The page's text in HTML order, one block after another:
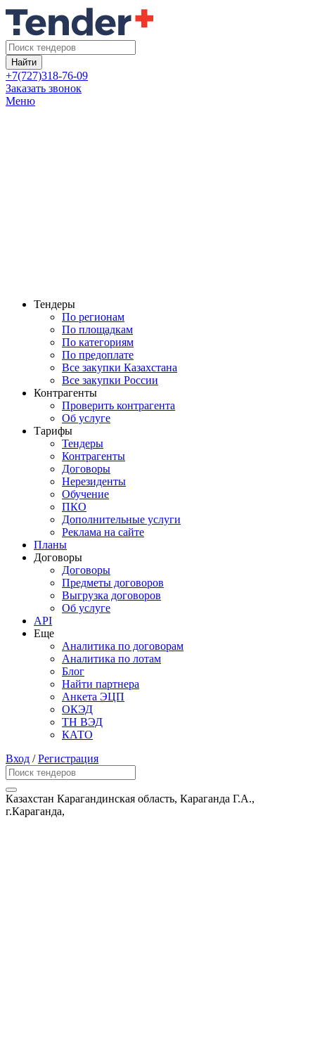
Найти
+7(727)318-76-09
Заказать звонок
Меню
Тендеры
По регионам
По площадкам
По категориям
По предоплате
Все закупки Казахстана
Все закупки России
Контрагенты
Проверить контрагента
Об услуге
Тарифы
Тендеры
Контрагенты
Договоры
Нерезиденты
Обучение
ПКО
Дополнительные услуги
Реклама на сайте
Планы
Договоры
Договоры
Предметы договоров
Выгрузка договоров
Об услуге
API
Еще
Аналитика по договорам
Аналитика по лотам
Блог
Найти партнера
Анкета ЭЦП
ОКЭД
ТН ВЭД
КАТО
Вход /Регистрация
Казахстан Карагандинская область, Караганда Г.А.,
г.Караганда,